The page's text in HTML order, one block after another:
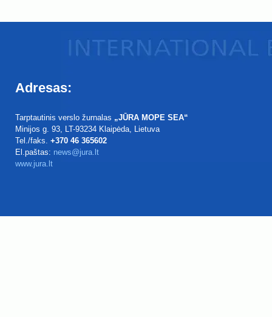
Adresas:
Tarptautinis verslo žurnalas „JŪRA MOPE SEA“
Minijos g. 93, LT-93234 Klaipėda, Lietuva
Tel./faks. +370 46 365602
El.paštas: news@jura.lt
www.jura.lt